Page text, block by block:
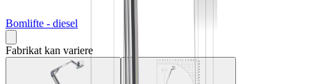
Bomlifte - diesel
Fabrikat kan variere